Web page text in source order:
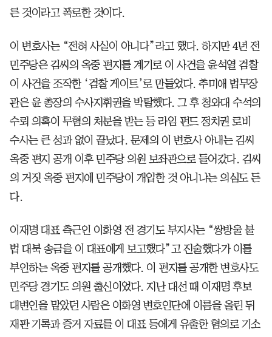
른 것이라고 폭로한 것이다.
이 변호사는 “전혀 사실이 아니다”라고 했다. 하지만 4년 전
민주당은 김씨의 옥중 편지를 계기로 이 사건을 윤석열 검찰
이 사건을 조작한 ‘검찰 게이트’로 만들었다. 추미애 법무장
관은 윤 총장의 수사지휘권을 박탈했다. 그 후 청와대 수석의
수뢰 의혹이 무혐의 처분을 받는 등 라임 펀드 정치권 로비
수사는 큰 성과 없이 끝났다. 문제의 이 변호사 아내는 김씨
옥중 편지 공개 이후 민주당 의원 보좌관으로 들어갔다. 김씨
의 거짓 옥중 편지에 민주당이 개입한 것 아니냐는 의심도 든
다.
이재명 대표 측근인 이화영 전 경기도 부지사는 “쌍방울 불
법 대북 송금을 이 대표에게 보고했다”고 진술했다가 이를
부인하는 옥중 편지를 공개했다. 이 편지를 공개한 변호사도
민주당 경기도 의원 출신이었다. 지난 대선 때 이재명 후보
대변인을 맡았던 사람은 이화영 변호인단에 이름을 올린 뒤
재판 기록과 증거 자료를 이 대표 등에게 유출한 혐의로 기소